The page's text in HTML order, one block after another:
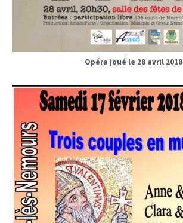
Opéra joué le 28 avril 2018